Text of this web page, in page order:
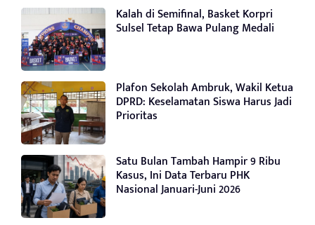
Kalah di Semifinal, Basket Korpri
Sulsel Tetap Bawa Pulang Medali
Plafon Sekolah Ambruk, Wakil Ketua
DPRD: Keselamatan Siswa Harus Jadi
Prioritas
Satu Bulan Tambah Hampir 9 Ribu
Kasus, Ini Data Terbaru PHK
Nasional Januari-Juni 2026